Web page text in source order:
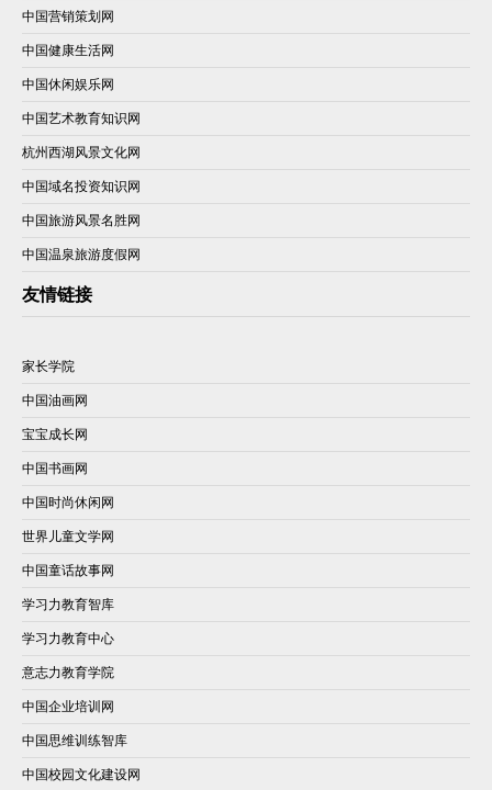
中国营销策划网
中国健康生活网
中国休闲娱乐网
中国艺术教育知识网
杭州西湖风景文化网
中国域名投资知识网
中国旅游风景名胜网
中国温泉旅游度假网
友情链接
家长学院
中国油画网
宝宝成长网
中国书画网
中国时尚休闲网
世界儿童文学网
中国童话故事网
学习力教育智库
学习力教育中心
意志力教育学院
中国企业培训网
中国思维训练智库
中国校园文化建设网